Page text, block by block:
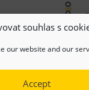
souhlas s
our website and our
Accept